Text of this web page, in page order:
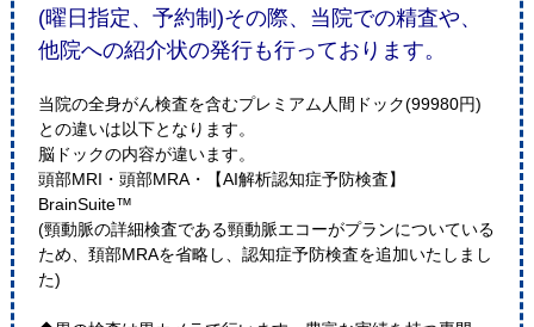
(曜日指定、予約制)その際、当院での精査や、
他院への紹介状の発行も行っております。
当院の全身がん検査を含むプレミアム人間ドック(99980円)
との違いは以下となります。
脳ドックの内容が違います。
頭部MRI・頭部MRA・【AI解析認知症予防検査】
BrainSuite™
(頸動脈の詳細検査である頸動脈エコーがプランについている
ため、頚部MRAを省略し、認知症予防検査を追加いたしまし
た)